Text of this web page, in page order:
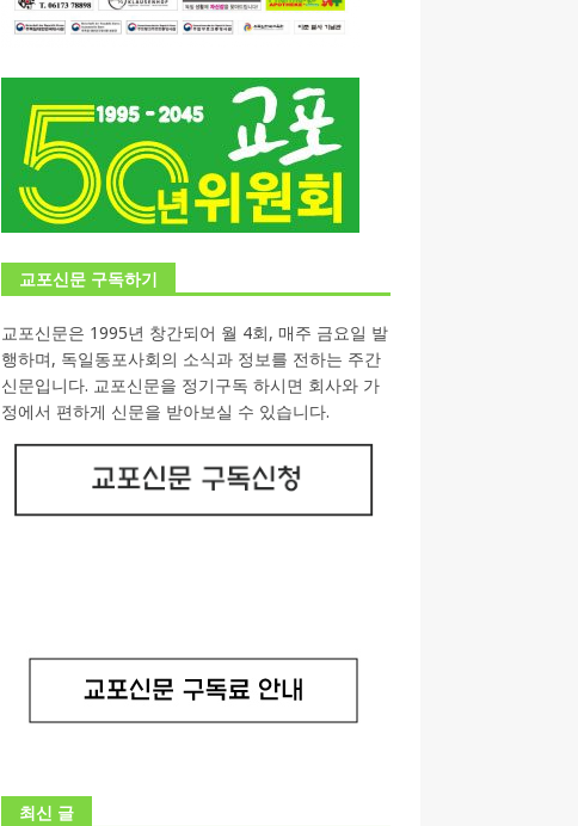
교포신문 구독하기
교포신문은 1995년 창간되어 월 4회, 매주 금요일 발
행하며, 독일동포사회의 소식과 정보를 전하는 주간
신문입니다. 교포신문을 정기구독 하시면 회사와 가
정에서 편하게 신문을 받아보실 수 있습니다.
최신 글